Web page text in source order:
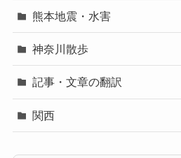
熊本地震・水害
神奈川散歩
記事・文章の翻訳
関西